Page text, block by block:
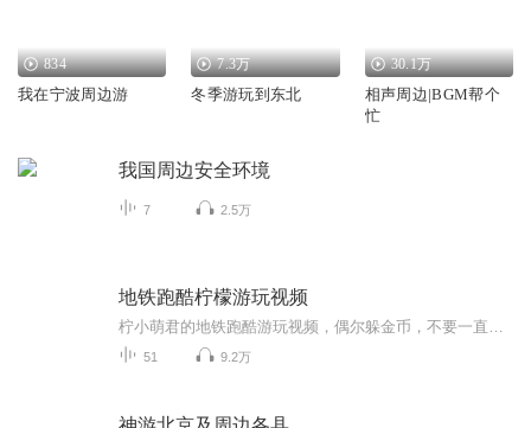
834
我在宁波周边游
7.3万
冬季游玩到东北
30.1万
相声周边|BGM帮个
忙
我国周边安全环境
7 2.5万
地铁跑酷柠檬游玩视频
51 9.2万